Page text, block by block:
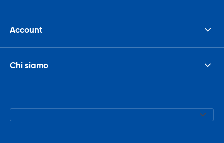
Account
Chi siamo